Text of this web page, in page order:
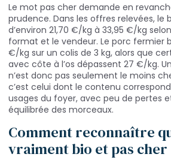
Le mot pas cher demande en
prudence. Dans les offres relevées,
d’environ 21,70 €/kg à 33,95 €/kg
format et le vendeur. Le porc fermier
€/kg sur un colis de 3 kg, alors que
avec côte à l’os dépassent 27 €/kg.
n’est donc pas seulement le moins
c’est celui dont le contenu
usages du foyer, avec peu de pertes
équilibrée des morceaux.
Comment reconnaître
vraiment bio et pas cher